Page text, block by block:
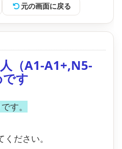
元の画面に戻る
（A1-A1+,N5-
す
す。
ださい。